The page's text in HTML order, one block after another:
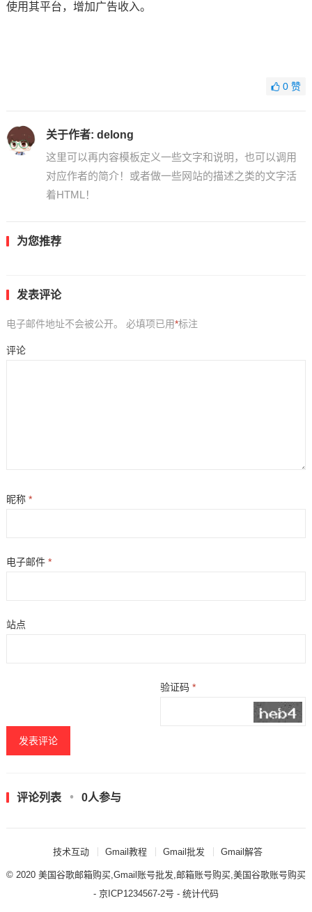
使用其平台，增加广告收入。
0赞
关于作者: delong
这里可以再内容模板定义一些文字和说明，也可以调用
对应作者的简介！或者做一些网站的描述之类的文字活
着HTML！
为您推荐
发表评论
电子邮件地址不会被公开。 必填项已用*标注
评论
昵称 *
电子邮件 *
站点
验证码*
评论列表 0人参与
技术互动 Gmail教程 Gmail批发 Gmail解答
© 2020 美国谷歌邮箱购买,Gmail账号批发,邮箱账号购买,美国谷歌账号购买
- 京ICP1234567-2号 - 统计代码